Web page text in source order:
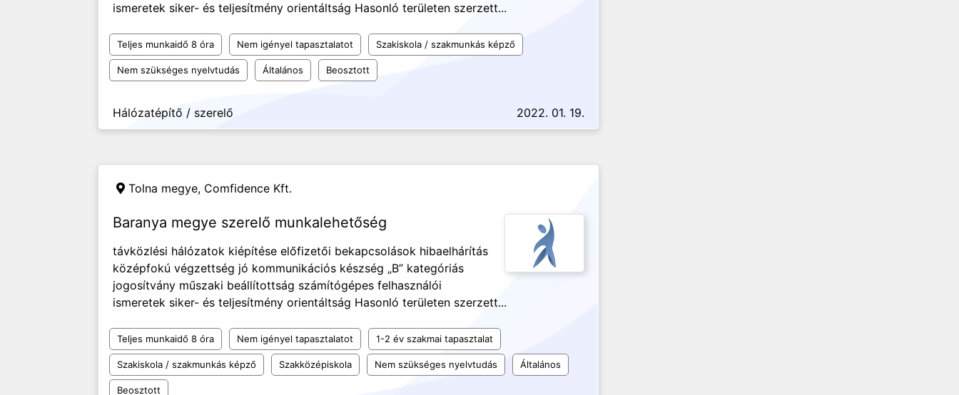
ismeretek siker- és teljesítmény orientáltság Hasonló területen szerzett...
Teljes munkaidő 8 óra Nem igényel tapasztalatot Szakiskola / szakmunkás képző
Nem szükséges nyelvtudás Általános Beosztott
Hálózatépítő / szerelő 2022. 01. 19.
Tolna megye, Comfidence Kft.
Baranya megye szerelő munkalehetőség
távközlési hálózatok kiépítése előfizetői bekapcsolások hibaelhárítás
középfokú végzettség jó kommunikációs készség „B” kategóriás
jogosítvány műszaki beállítottság számítógépes felhasználói
ismeretek siker- és teljesítmény orientáltság Hasonló területen szerzett...
Teljes munkaidő 8 óra Nem igényel tapasztalatot 1-2 év szakmai tapasztalat
Szakiskola / szakmunkás képző Szakközépiskola Nem szükséges nyelvtudás Általános
Beosztott